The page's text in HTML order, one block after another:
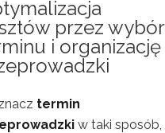
przez wybór
i organizację
termin
w taki sposób,